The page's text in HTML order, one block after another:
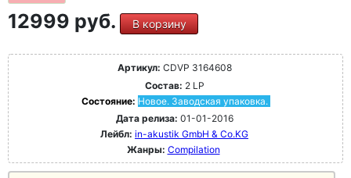
12999 руб. В корзину
Артикул: CDVP 3164608
Состав: 2 LP
Состояние: Новое. Заводская упаковка.
Дата релиза: 01-01-2016
Лейбл: in-akustik GmbH & Co.KG
Жанры: Compilation